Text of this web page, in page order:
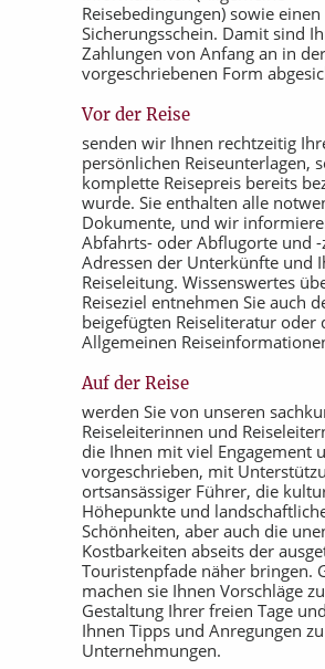
Reisebedingungen) sowie einen
Sicherungsschein. Damit sind
Zahlungen von Anfang an in
vorgeschriebenen Form
Vor der Reise
senden wir Ihnen rechtzeitig
persönlichen Reiseunterlagen,
komplette Reisepreis bereits
wurde. Sie enthalten alle
Dokumente, und wir
Abfahrts- oder Abflugorte und
Adressen der Unterkünfte und
Reiseleitung. Wissenswertes
Reiseziel entnehmen Sie auch
beigefügten Reiseliteratur oder
Allgemeinen
Auf der Reise
werden Sie von unseren
Reiseleiterinnen und
die Ihnen mit viel Engagement
vorgeschrieben, mit
ortsansässiger Führer, die
Höhepunkte und
Schönheiten, aber auch die
Kostbarkeiten abseits der
Touristenpfade näher bringen.
machen sie Ihnen Vorschläge
Gestaltung Ihrer freien Tage
Ihnen Tipps und Anregungen
Unternehmungen.